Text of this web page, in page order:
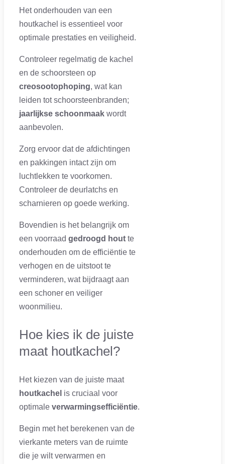
Het onderhouden van een
houtkachel is essentieel voor
optimale prestaties en veiligheid.
Controleer regelmatig de kachel
en de schoorsteen op
creosootophoping, wat kan
leiden tot schoorsteenbranden;
jaarlijkse schoonmaak wordt
aanbevolen.
Zorg ervoor dat de afdichtingen
en pakkingen intact zijn om
luchtlekken te voorkomen.
Controleer de deurlatchs en
scharnieren op goede werking.
Bovendien is het belangrijk om
een voorraad gedroogd hout te
onderhouden om de efficiëntie te
verhogen en de uitstoot te
verminderen, wat bijdraagt aan
een schoner en veiliger
woonmilieu.
Hoe kies ik de juiste
maat houtkachel?
Het kiezen van de juiste maat
houtkachel is cruciaal voor
optimale verwarmingsefficiëntie.
Begin met het berekenen van de
vierkante meters van de ruimte
die je wilt verwarmen en